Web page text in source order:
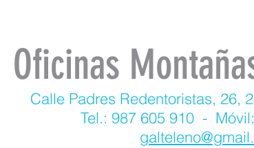
Oficinas
Calle Padres Redentoristas, 26,
Tel.: 987 605 910 -